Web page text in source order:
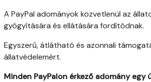
A PayPal adományok közvetlenül az
gyógyítására és ellátására fordítódnak.
Egyszerű, átlátható és azonnali
állatvédelemért.
Minden PayPalon érkező adomány egy